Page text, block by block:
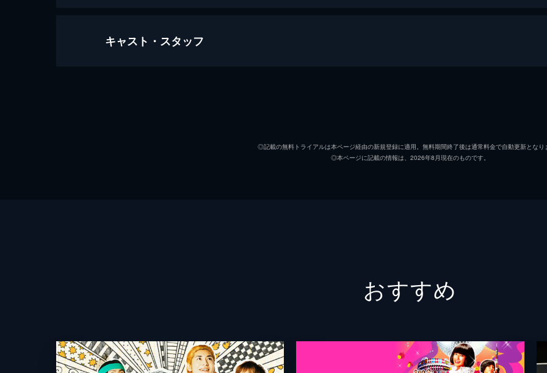
邯鄲の夢 三重芝居と四人の役者
キャスト・スタッフ
松林慎司
◎記載の無料トライアルは本ページ経由の新規登録に適用。無料期間終了後は通常料金で自動更新となり
◎本ページに記載の情報は、2026年8月現在のものです。
おすすめ